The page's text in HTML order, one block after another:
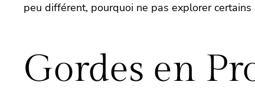
peu différent, pourquoi ne pas explorer
Gordes en